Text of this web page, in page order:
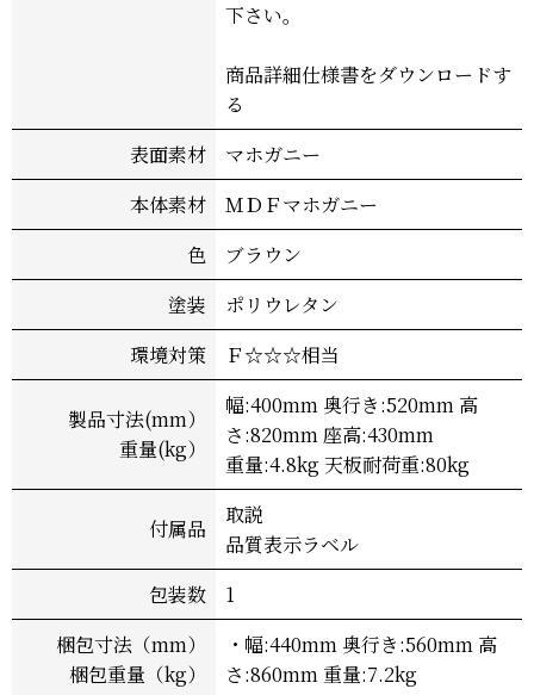
下さい。
商品詳細仕様書をダウンロードす
る
表面素材
マホガニー
本体素材
ＭＤＦマホガニー
色
ブラウン
塗装
ポリウレタン
環境対策
Ｆ☆☆☆相当
製品寸法(mm）
重量(kg）
幅:400mm 奥行き:520mm 高
さ:820mm 座高:430mm
重量:4.8kg 天板耐荷重:80kg
付属品
取説
品質表示ラベル
包装数
1
梱包寸法（mm）
梱包重量（kg）
・幅:440mm 奥行き:560mm 高
さ:860mm 重量:7.2kg